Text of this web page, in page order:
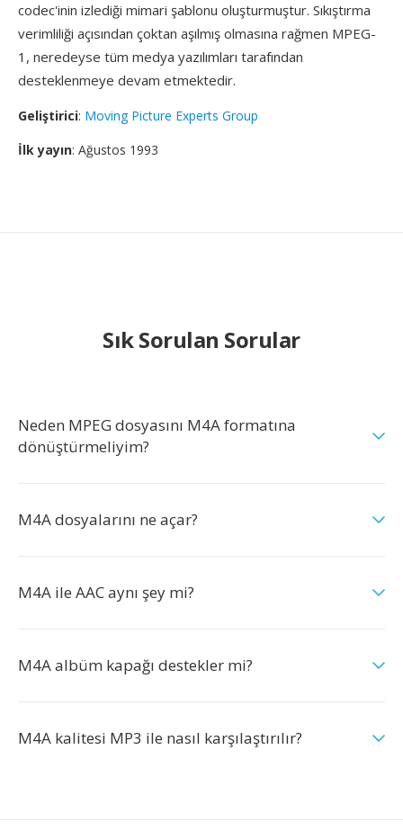
codec'inin izlediği mimari şablonu oluşturmuştur. Sıkıştırma
verimliliği açısından çoktan aşılmış olmasına rağmen MPEG-
1, neredeyse tüm medya yazılımları tarafından
desteklenmeye devam etmektedir.
Geliştirici: Moving Picture Experts Group
İlk yayın: Ağustos 1993
Sık Sorulan Sorular
Neden MPEG dosyasını M4A formatına
dönüştürmeliyim?
M4A dosyalarını ne açar?
M4A ile AAC aynı şey mi?
M4A albüm kapağı destekler mi?
M4A kalitesi MP3 ile nasıl karşılaştırılır?